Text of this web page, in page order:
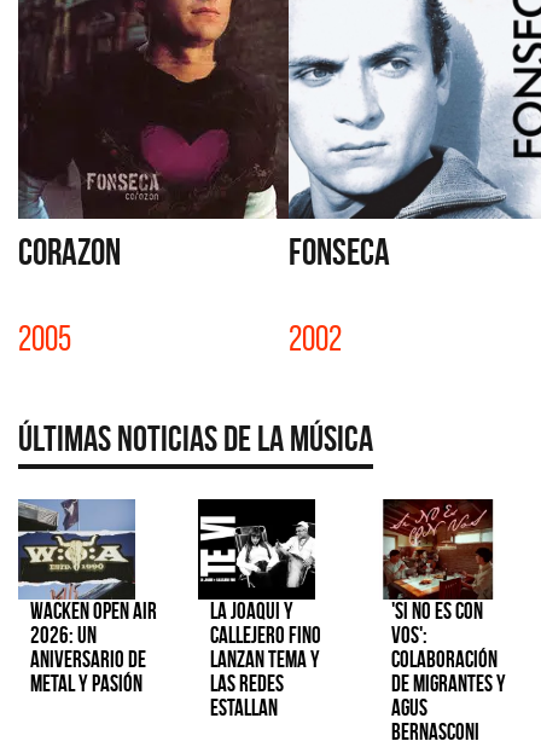
CORAZON
2005
FONSECA
2002
Últimas Noticias de la Música
Wacken Open Air
2026: Un
aniversario de
metal y pasión
La Joaqui y
Callejero Fino
lanzan tema y
las redes
estallan
'Si No Es Con
Vos':
colaboración
de Migrantes y
Agus
Bernasconi